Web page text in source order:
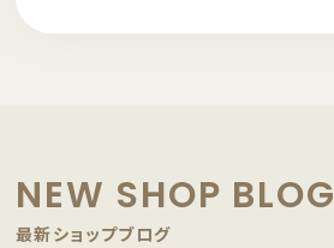
NEW SHOP BLOG
最新ショップブログ